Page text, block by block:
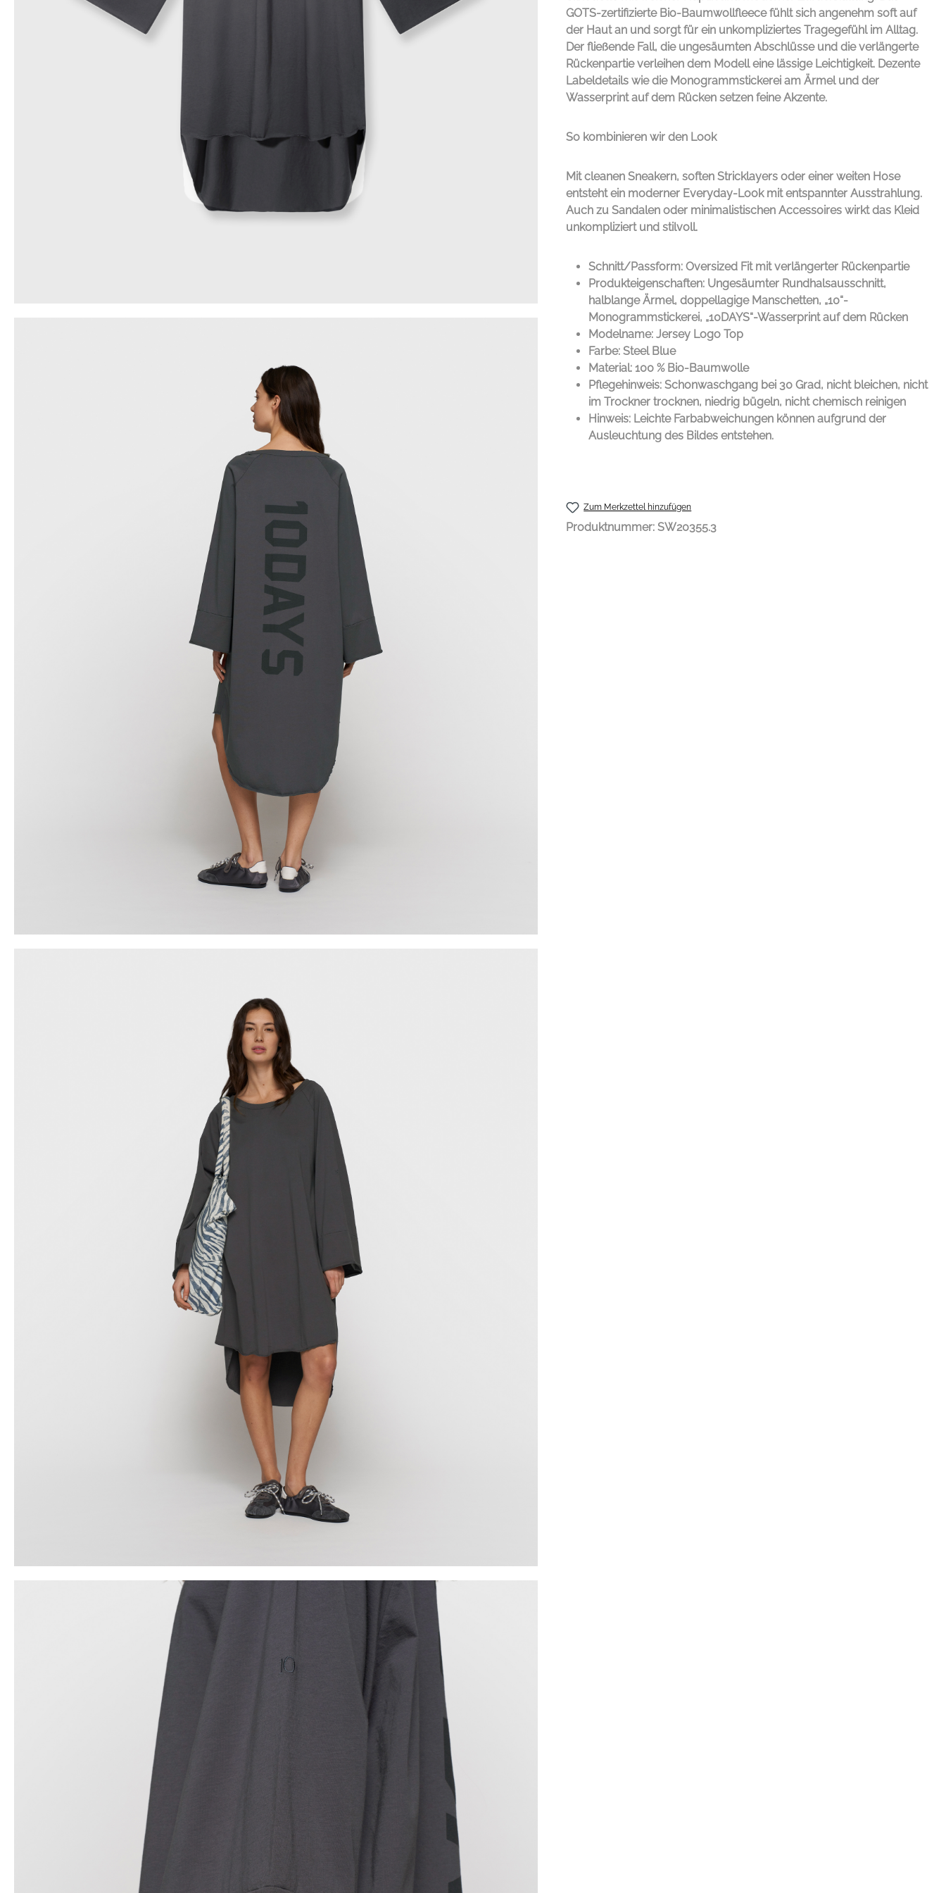
GOTS-zertifizierte Bio-Baumwollfleece fühlt sich angenehm soft auf
der Haut an und sorgt für ein unkompliziertes Tragegefühl im Alltag.
Der fließende Fall, die ungesäumten Abschlüsse und die verlängerte
Rückenpartie verleihen dem Modell eine lässige Leichtigkeit. Dezente
Labeldetails wie die Monogrammstickerei am Ärmel und der
Wasserprint auf dem Rücken setzen feine Akzente.
So kombinieren wir den Look
Mit cleanen Sneakern, soften Stricklayers oder einer weiten Hose
entsteht ein moderner Everyday-Look mit entspannter Ausstrahlung.
Auch zu Sandalen oder minimalistischen Accessoires wirkt das Kleid
unkompliziert und stilvoll.
Schnitt/Passform: Oversized Fit mit verlängerter Rückenpartie
Produkteigenschaften: Ungesäumter Rundhalsausschnitt,
halblange Ärmel, doppellagige Manschetten, „10“-
Monogrammstickerei, „10DAYS“-Wasserprint auf dem Rücken
Modelname: Jersey Logo Top
Farbe: Steel Blue
Material: 100 % Bio-Baumwolle
Pflegehinweis: Schonwaschgang bei 30 Grad, nicht bleichen, nicht
im Trockner trocknen, niedrig bügeln, nicht chemisch reinigen
Hinweis: Leichte Farbabweichungen können aufgrund der
Ausleuchtung des Bildes entstehen.
Zum Merkzettel hinzufügen
Produktnummer: SW20355.3